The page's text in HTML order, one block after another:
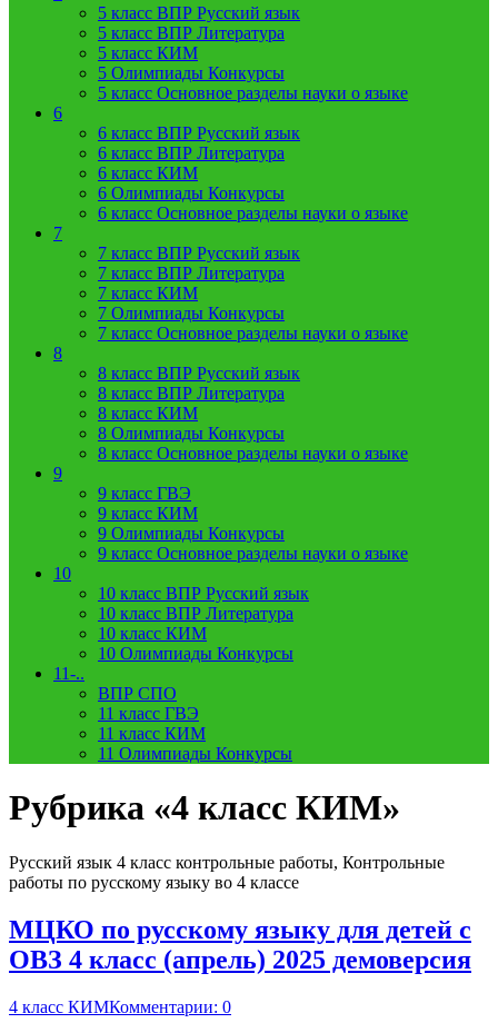
5 класс ВПР Русский язык
5 класс ВПР Литература
5 класс КИМ
5 Олимпиады Конкурсы
5 класс Основное разделы науки о языке
6
6 класс ВПР Русский язык
6 класс ВПР Литература
6 класс КИМ
6 Олимпиады Конкурсы
6 класс Основное разделы науки о языке
7
7 класс ВПР Русский язык
7 класс ВПР Литература
7 класс КИМ
7 Олимпиады Конкурсы
7 класс Основное разделы науки о языке
8
8 класс ВПР Русский язык
8 класс ВПР Литература
8 класс КИМ
8 Олимпиады Конкурсы
8 класс Основное разделы науки о языке
9
9 класс ГВЭ
9 класс КИМ
9 Олимпиады Конкурсы
9 класс Основное разделы науки о языке
10
10 класс ВПР Русский язык
10 класс ВПР Литература
10 класс КИМ
10 Олимпиады Конкурсы
11-..
ВПР СПО
11 класс ГВЭ
11 класс КИМ
11 Олимпиады Конкурсы
Рубрика «4 класс КИМ»
Русский язык 4 класс контрольные работы, Контрольные
работы по русскому языку во 4 классе
МЦКО по русскому языку для детей с
ОВЗ 4 класс (апрель) 2025 демоверсия
4 класс КИМКомментарии: 0